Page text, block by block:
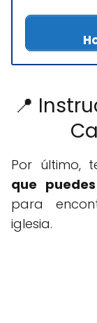
📍
Por último,
que
para
iglesia.